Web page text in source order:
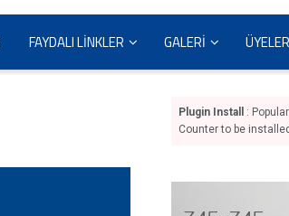
FAYDALI LİNKLER GALERİ ÜYELER
Plugin Install
:
Counter to be installed